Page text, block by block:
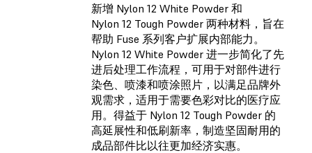
新增 Nylon 12 White Powder 和
Nylon 12 Tough Powder 两种材料，旨在
帮助 Fuse 系列客户扩展内部能力。
Nylon 12 White Powder 进一步简化了先
进后处理工作流程，可用于对部件进行
染色、喷漆和喷涂照片，以满足品牌外
观需求，适用于需要色彩对比的医疗应
用。得益于 Nylon 12 Tough Powder 的
高延展性和低刷新率，制造坚固耐用的
成品部件比以往更加经济实惠。